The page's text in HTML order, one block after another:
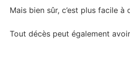
Mais bien sûr, c’est plus facile à
Tout décès peut également